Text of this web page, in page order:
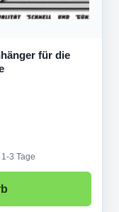
für die
3 Tage